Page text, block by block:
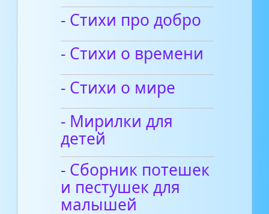
- Стихи про добро
- Стихи о времени
- Стихи о мире
- Мирилки для
детей
- Сборник потешек
и пестушек для
малышей